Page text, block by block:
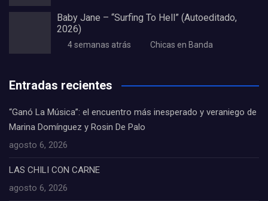
Baby Jane – “Surfing To Hell” (Autoeditado,
2026)
4 semanas atrás Chicas en Banda
Entradas recientes
“Ganó La Música”: el encuentro más inesperado y veraniego de
Marina Domínguez y Rosin De Palo
agosto 6, 2026
LAS CHILI CON CARNE
agosto 6, 2026